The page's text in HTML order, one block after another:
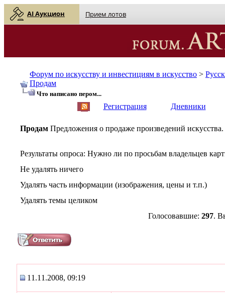
AI Аукцион Прием лотов
Форум по искусству и инвестициям в искусство >
Продам
Что написано пером...
Регистрация Дневники
Продам Предложения о продаже произведений искусства.
Результаты опроса: Нужно ли по просьбам владельцев
Не удалять ничего
Удалять часть информации (изображения, цены и т.п.)
Удалять темы целиком
Голосовавшие: 297.
11.11.2008, 09:19